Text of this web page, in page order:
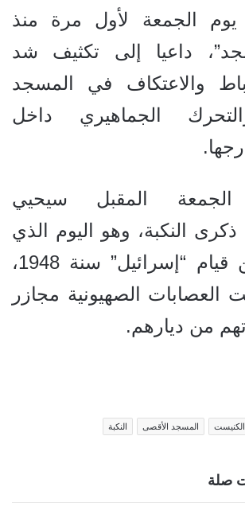
يوم الجمعة لأول مرة منذ
داعيا إلى تكثيف شد
والاعتكاف في المسجد
الجماهيري داخل
المقبل سيحيي
ذكرى النكبة، وهو اليوم الذي
أُعلن فيه عن قيام “إسرائيل” سنة 1948،
العصابات الصهيونية مجازر
من ديارهم.
الكنيست المسجد الأقصى النكبة
صلة